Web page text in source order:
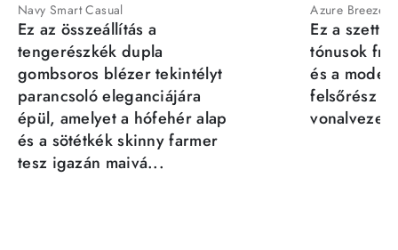
Navy Smart Casual
Ez az összeállítás a
tengerészkék dupla
gombsoros blézer tekintélyt
parancsoló eleganciájára
épül, amelyet a hófehér alap
és a sötétkék skinny farmer
tesz igazán maivá...
Azure Breeze
Ez a szett
tónusok
és a
felsőrész